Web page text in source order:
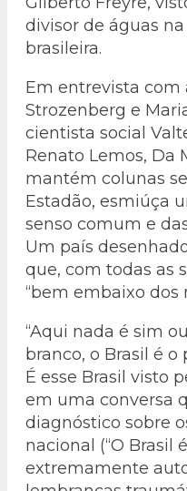
divisor de águas
brasileira.
Em entrevista com
Strozenberg e
cientista social
Renato Lemos, Da
mantém colunas
Estadão, esmiúça
senso comum e
Um país
que, com todas as
“bem embaixo dos
“Aqui nada é sim
branco, o Brasil é o
É esse Brasil visto
em uma conversa
diagnóstico sobre
nacional (“O Brasil
extremamente